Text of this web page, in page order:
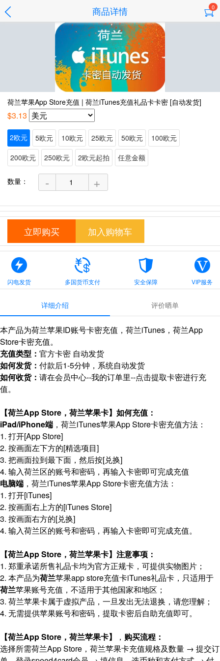
商品详情 0
荷兰苹果App Store充值 | 荷兰iTunes充值礼品卡卡密 [自动发货]
$3.13
2欧元 5欧元 10欧元 25欧元 50欧元
100欧元
200欧元
250欧元 2欧元起拍 任意金额
数量： - +
立即购买 加入购物车
闪电发货 多国货币支付 安全保障 VIP服务
详细介绍 评价晒单
本产品为荷兰苹果ID账号卡密充值，荷兰iTunes，荷兰App
Store卡密充值。
充值类型： 官方卡密 自动发货
如何发货： 付款后1-5分钟，系统自动发货
如何收货： 请在会员中心--我的订单里--点击提取卡密进行充
值。
【荷兰App Store，荷兰苹果卡】如何充值：
iPad/iPhone端 ，荷兰iTunes苹果App Store卡密充值方法：
1. 打开[App Store]
2. 按画面左下方的[精选项目]
3. 把画面拉到最下面，然后按[兑换]
4. 输入荷兰区的账号和密码，再输入卡密即可完成充值
电脑端 ，荷兰iTunes苹果App Store卡密充值方法：
1. 打开[iTunes]
2. 按画面右上方的[iTunes Store]
3. 按画面右方的[兑换]
4. 输入荷兰区的账号和密码，再输入卡密即可完成充值。
【荷兰App Store，荷兰苹果卡】 注意事项：
1. 郑重承诺所售礼品卡均为官方正规卡，可提供实物图片；
2. 本产品为荷兰苹果app store充值卡iTunes礼品卡，只适用于
荷兰苹果账号充值，不适用于其他国家和地区；
3. 荷兰苹果卡属于虚拟产品，一旦发出无法退换，请您理解；
4. 无需提供苹果账号和密码，提取卡密后自助充值即可。
【荷兰App Store，荷兰苹果卡】 ， 购买流程：
选择所需荷兰App Store，荷兰苹果卡充值规格及数量 → 提交订